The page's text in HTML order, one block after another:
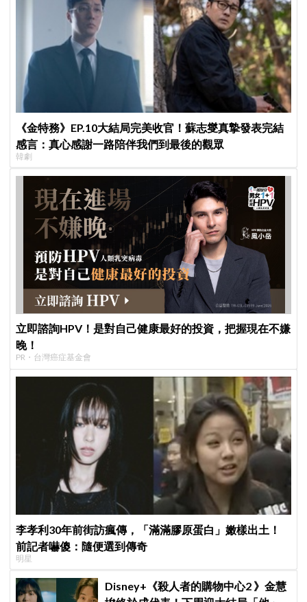
《金特務》EP.10大結局完美收官！蘇志燮真摯發表完結
感言：真心感謝一路陪伴我們到最後的觀眾
韓劇
立即諮詢HPV！是對自己健康最好的投資，把握現在不嫌
晚！
PR・台灣癌症基金會
李孝利30年前街訪瘋傳，「滿滿膠原蛋白」嫩樣出土！
前記者嚇傻：隨便選到傳奇
明星
Disney+《殺人者的購物中心2 》金慧